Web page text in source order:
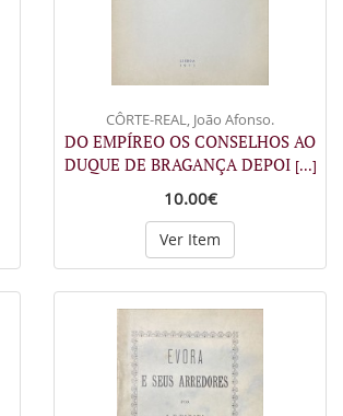
CÔRTE-REAL, João Afonso.
DO EMPÍREO OS CONSELHOS AO
DUQUE DE BRAGANÇA DEPOI [...]
10.00€
Ver Item